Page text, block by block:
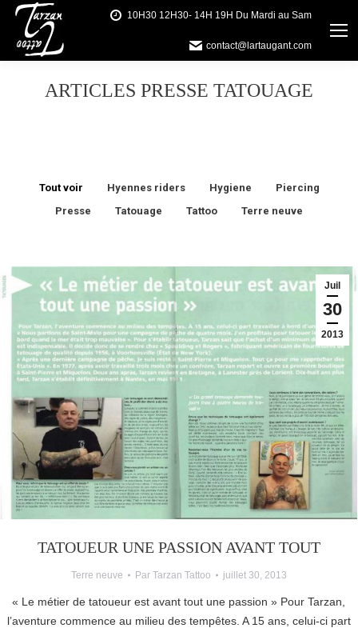
10H30 12H30- 14H 19H Du Mardi au Sam
contact@lartaugant.com
ARTICLES PRESSE TATOUAGE
Tout voir Hyennes riders Hygiene
Piercing
Presse
Tatouage Tattoo Terre neuve
Juil
30
2013
TATOUEUR UNE PASSION AVANT TOUT
Terre neuve Par Tarzan Tattoo juillet 30, 2013
« Le métier de tatoueur est avant tout une passion » Pour Tarzan,
l’aventure commence au milieu des tempêtes. A 15 ans, celui-ci part